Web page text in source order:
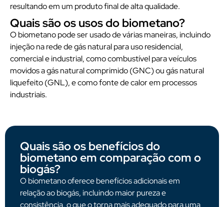
resultando em um produto final de alta qualidade.
Quais são os usos do biometano?
O biometano pode ser usado de várias maneiras, incluindo
injeção na rede de gás natural para uso residencial,
comercial e industrial, como combustível para veículos
movidos a gás natural comprimido (GNC) ou gás natural
liquefeito (GNL), e como fonte de calor em processos
industriais.
Quais são os benefícios do
biometano em comparação com o
biogás?
O biometano oferece benefícios adicionais em
relação ao biogás, incluindo maior pureza e
consistência, o que o torna mais adequado para uma